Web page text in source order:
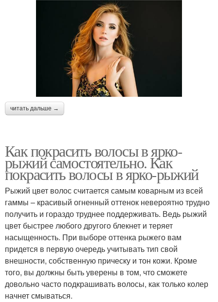
читать дальше →
Как покрасить волосы в ярко-
рыжий самостоятельно. Как
покрасить волосы в ярко-рыжий
Рыжий цвет волос считается самым коварным из всей
гаммы – красивый огненный оттенок невероятно трудно
получить и гораздо труднее поддерживать. Ведь рыжий
цвет быстрее любого другого блекнет и теряет
насыщенность. При выборе оттенка рыжего вам
придется в первую очередь учитывать тип свой
внешности, собственную прическу и тон кожи. Кроме
того, вы должны быть уверены в том, что сможете
довольно часто подкрашивать волосы, как только колер
начнет смываться.